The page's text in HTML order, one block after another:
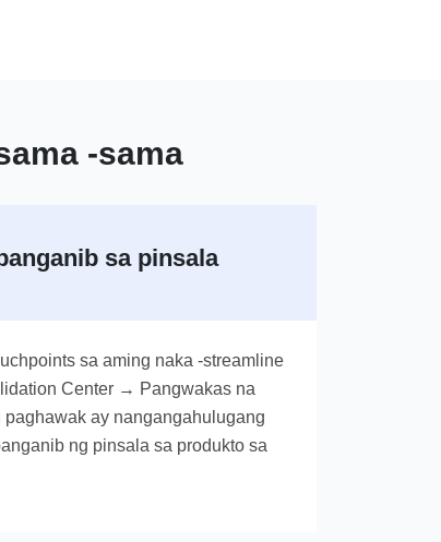
-sama
sa pinsala
sa aming naka -streamline
Center → Pangwakas na
ay nangangahulugang
ng pinsala sa produkto sa